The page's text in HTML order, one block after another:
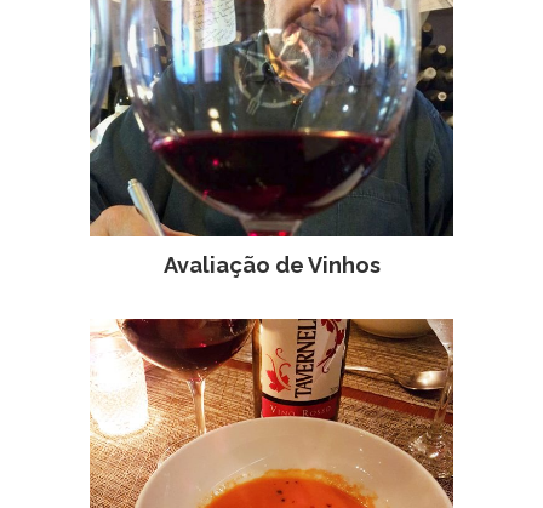
Avaliação de Vinhos